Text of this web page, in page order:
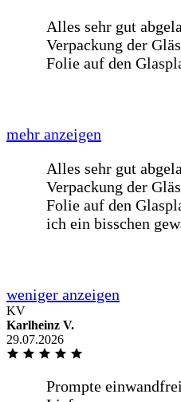
KV
Karlheinz V.
29.07.2026
Alles super gelaufen, von
bis zur Lieferung.
Na
Na